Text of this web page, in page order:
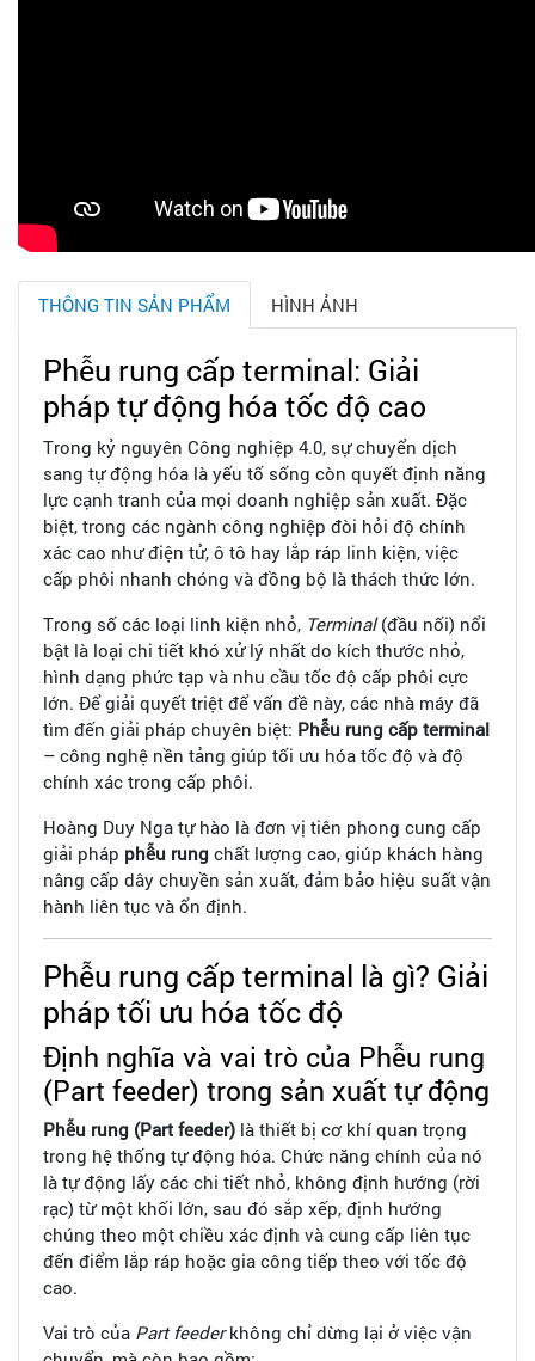
THÔNG TIN SẢN PHẨM HÌNH ẢNH
Phễu rung cấp terminal: Giải
pháp tự động hóa tốc độ cao
Trong kỷ nguyên Công nghiệp 4.0, sự chuyển dịch
sang tự động hóa là yếu tố sống còn quyết định năng
lực cạnh tranh của mọi doanh nghiệp sản xuất. Đặc
biệt, trong các ngành công nghiệp đòi hỏi độ chính
xác cao như điện tử, ô tô hay lắp ráp linh kiện, việc
cấp phôi nhanh chóng và đồng bộ là thách thức lớn.
Trong số các loại linh kiện nhỏ, Terminal(đầu nối) nổi
bật là loại chi tiết khó xử lý nhất do kích thước nhỏ,
hình dạng phức tạp và nhu cầu tốc độ cấp phôi cực
lớn. Để giải quyết triệt để vấn đề này, các nhà máy đã
tìm đến giải pháp chuyên biệt: Phễu rung cấp terminal
– công nghệ nền tảng giúp tối ưu hóa tốc độ và độ
chính xác trong cấp phôi.
Hoàng Duy Nga tự hào là đơn vị tiên phong cung cấp
giải pháp phễu rung chất lượng cao, giúp khách hàng
nâng cấp dây chuyền sản xuất, đảm bảo hiệu suất vận
hành liên tục và ổn định.
Phễu rung cấp terminal là gì? Giải
pháp tối ưu hóa tốc độ
Định nghĩa và vai trò của Phễu rung
(Part feeder) trong sản xuất tự động
Phễu rung (Part feeder) là thiết bị cơ khí quan trọng
trong hệ thống tự động hóa. Chức năng chính của nó
là tự động lấy các chi tiết nhỏ, không định hướng (rời
rạc) từ một khối lớn, sau đó sắp xếp, định hướng
chúng theo một chiều xác định và cung cấp liên tục
đến điểm lắp ráp hoặc gia công tiếp theo với tốc độ
cao.
Vai trò của Part feederkhông chỉ dừng lại ở việc vận